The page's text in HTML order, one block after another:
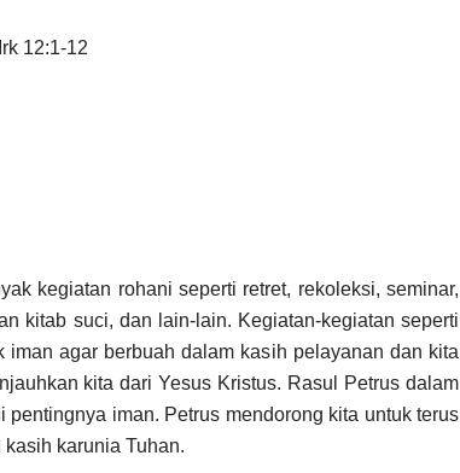
12:1-12
kegiatan rohani seperti retret, rekoleksi, seminar,
kitab suci, dan lain-lain. Kegiatan-kegiatan seperti
agar berbuah dalam kasih pelayanan dan kita
kita dari Yesus Kristus. Rasul Petrus dalam
iman. Petrus mendorong kita untuk terus
karunia Tuhan.